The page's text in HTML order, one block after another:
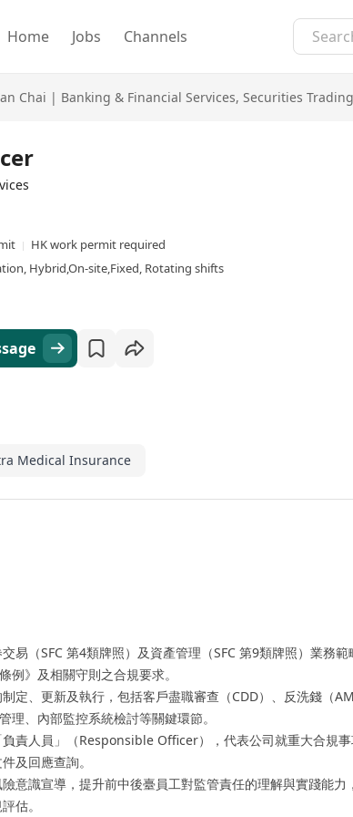
Home Jobs Channels
Chai | Banking & Financial Services, Securities Trading
HK work permit required
Hybrid,On-site,Fixed, Rotating shifts
Medical Insurance
易（SFC 第4類牌照）及資產管理（SFC 第9類牌照）業務
例》及相關守則之合規要求。
定、更新及執行，包括客戶盡職審查（CDD）、反洗錢（
理、內部監控系統檢討等關鍵環節。
責人員」（Responsible Officer），代表公司就重大合規
及回應查詢。
意識宣導，提升前中後臺員工對監管責任的理解與實踐能力
估。